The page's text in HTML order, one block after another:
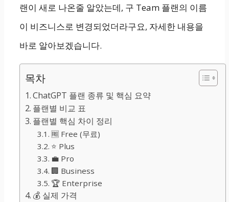
랜이 새로 나온줄 알았는데, 구 Team 플랜의 이름
이 비즈니스로 변경되었더라구요, 자세한 내용을
바로 알아보겠습니다.
목차
ChatGPT 플랜 종류 및 핵심 요약
플랜별 비교 표
플랜별 핵심 차이 정리
🆓 Free (무료)
⭐ Plus
💼 Pro
🏢 Business
🏆 Enterprise
💰 실제 가격